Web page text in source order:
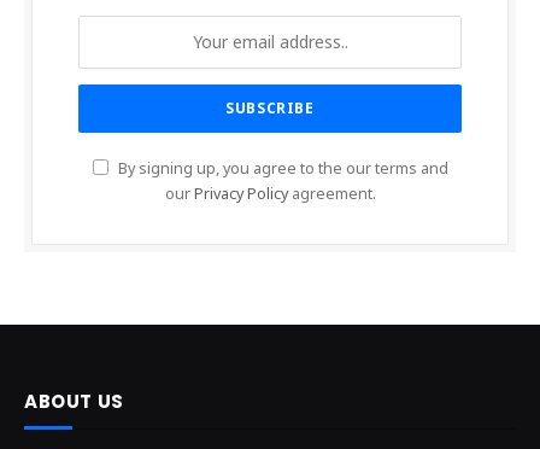
By signing up, you agree to the our terms and
ourPrivacy Policyagreement.
ABOUT US